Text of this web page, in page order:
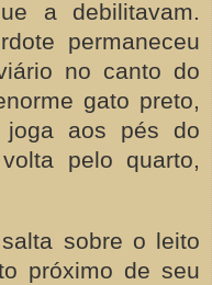
a debilitavam.
permaneceu
no canto do
gato preto,
joga aos pés do
pelo quarto,
sobre o leito
próximo de seu